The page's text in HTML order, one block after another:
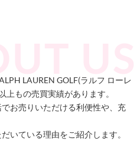
LAUREN GOLF(ラルフ ローレ
上もの売買実績があります。
お売りいただける利便性や、充
いている理由をご紹介します。